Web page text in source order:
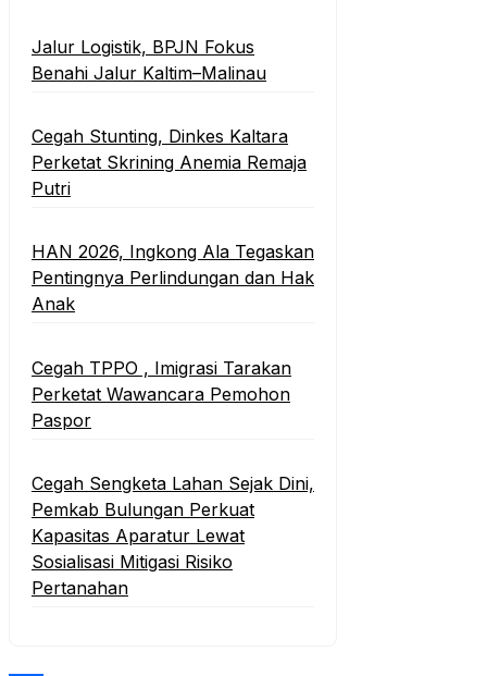
‎Jalur Logistik, BPJN Fokus
Benahi Jalur Kaltim–Malinau
Cegah Stunting, Dinkes Kaltara
Perketat Skrining Anemia Remaja
Putri
HAN 2026, Ingkong Ala Tegaskan
Pentingnya Perlindungan dan Hak
Anak
Cegah TPPO , Imigrasi Tarakan
Perketat Wawancara Pemohon
Paspor
Cegah Sengketa Lahan Sejak Dini,
Pemkab Bulungan Perkuat
Kapasitas Aparatur Lewat
Sosialisasi Mitigasi Risiko
Pertanahan